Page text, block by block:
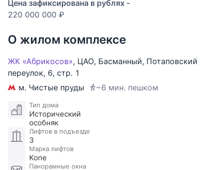
- Толстые кирпичные стены и широкие
- Эффективное планировочное решение, которое
можно подстроить под себя, а также (благодаря
отсутствию отделки) оформить в стиле, близком
именно Вам!
Просторная и светлая кухня-гостиная с
настоящим дровяным камином, создающим
теплую и уютную атмосферу, располагает к
приятному общению. Функциональная планировка
квартиры включает в себя разделение на две зоны:
спальную и гостевую. Наличие восьми окон
(включая ванную комнату) гарантирует обилие
Цена зафиксирована в рублях -
220 000 000 ₽
О жилом комплексе
ЖК «Абрикосов», ЦАО, Басманный, Потаповский
переулок, 6, стр. 1
м. Чистые пруды
~6 мин. пешком
Тип дома
Исторический
особняк
Лифтов в подъезде
3
Марка лифтов
Kone
Панорамные окна